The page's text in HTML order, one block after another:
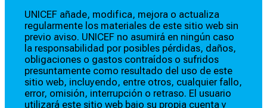
UNICEF añade, modifica, mejora o actualiza
regularmente los materiales de este sitio web sin
previo aviso. UNICEF no asumirá en ningún caso
la responsabilidad por posibles pérdidas, daños,
obligaciones o gastos contraídos o sufridos
presuntamente como resultado del uso de este
sitio web, incluyendo, entre otros, cualquier fallo,
error, omisión, interrupción o retraso. El usuario
utilizará este sitio web bajo su propia cuenta y